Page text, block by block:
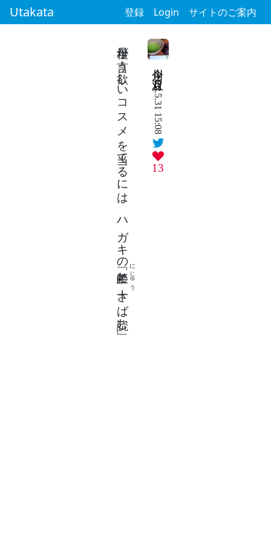
Utakata 登録 Login サイトのご案内
2024.5.31 15:08
13
祖母が言う欲しいコスメを当てるには ハガキの年齢「
二十 にじゅう
さば読む」